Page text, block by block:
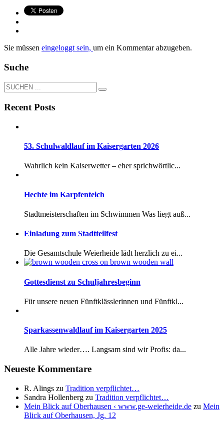
Sie müssen eingeloggt sein, um ein Kommentar abzugeben.
Suche
Recent Posts
53. Schulwaldlauf im Kaisergarten 2026
Wahrlich kein Kaiserwetter – eher sprichwörtlic...
Hechte im Karpfenteich
Stadtmeisterschaften im Schwimmen Was liegt auß...
Einladung zum Stadtteilfest
Die Gesamtschule Weierheide lädt herzlich zu ei...
Gottesdienst zu Schuljahresbeginn
Für unsere neuen Fünftklässlerinnen und Fünftkl...
Sparkassenwaldlauf im Kaisergarten 2025
Alle Jahre wieder…. Langsam sind wir Profis: da...
Neueste Kommentare
R. Alings zu Tradition verpflichtet…
Sandra Hollenberg zu Tradition verpflichtet…
Mein Blick auf Oberhausen ‹ www.ge-weierheide.de zu Mein
Blick auf Oberhausen, Jg. 12